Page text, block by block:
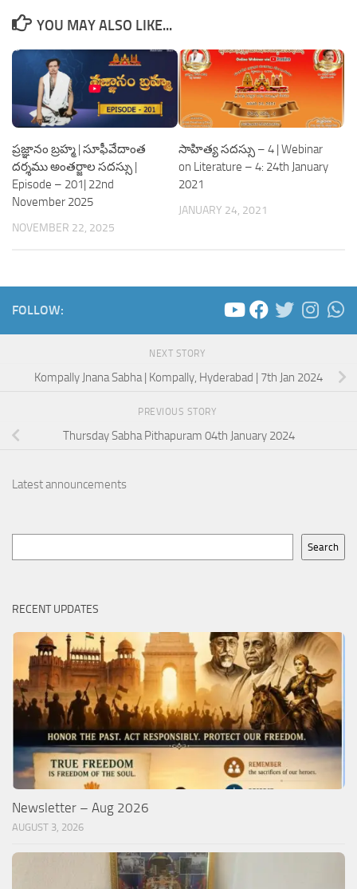
YOU MAY ALSO LIKE...
ప్రజ్ఞానం బ్రహ్మ | సూఫీవేదాంత
దర్శము అంతర్జాల సదస్సు |
Episode – 201| 22nd
November 2025
NOVEMBER 22, 2025
సాహిత్య సదస్సు – 4 | Webinar
on Literature – 4: 24th January
2021
JANUARY 24, 2021
FOLLOW:
NEXT STORY
Kompally Jnana Sabha | Kompally, Hyderabad | 7th Jan 2024
PREVIOUS STORY
Thursday Sabha Pithapuram 04th January 2024
Latest announcements
Search
RECENT UPDATES
Newsletter – Aug 2026
AUGUST 3, 2026